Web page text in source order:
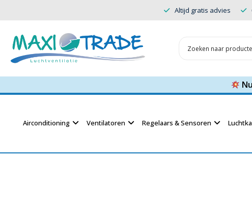
Altijd gratis advies
Airconditioning Ventilatoren Regelaars & Sensoren